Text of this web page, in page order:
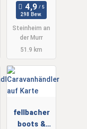
298 Bew.
Steinheim an
der Murr
51.9 km
fellbacher
boots &